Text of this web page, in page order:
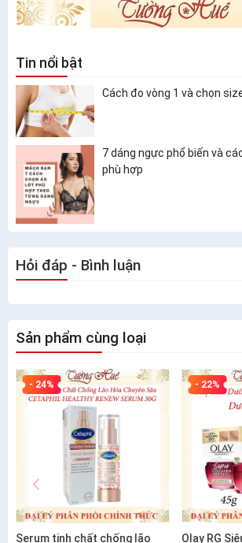
Tin nổi bật
Cách đo vòng 1 và chọn
7 dáng ngực phổ biến và
phù hợp
Hỏi đáp - Bình luận
Sản phẩm cùng loại
- 24%
Serum tinh chất chống lão
- 22%
Olay RG